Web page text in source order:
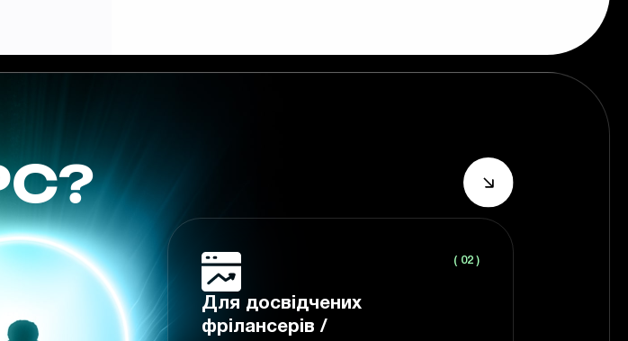
( 02 )
Для досвідчених
фрілансерів /